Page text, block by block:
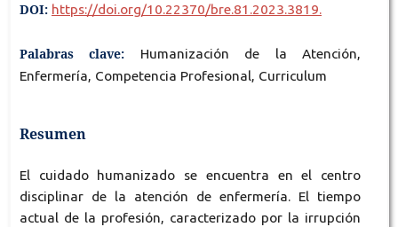
DOI: https://doi.org/10.22370/bre.81.2023.3819.
Palabras clave:
Humanización de la Atención,
Enfermería, Competencia Profesional, Curriculum
Resumen
El cuidado humanizado se encuentra en el centro
disciplinar de la atención de enfermería. El tiempo
actual de la profesión, caracterizado por la irrupción